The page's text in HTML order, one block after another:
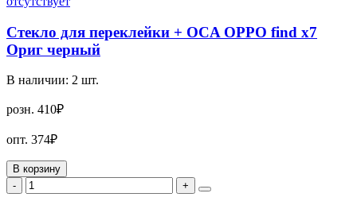
Стекло для переклейки + OCA OPPO find x7
Ориг черный
В наличии: 2 шт.
розн. 410₽
опт. 374₽
В корзину
-
+